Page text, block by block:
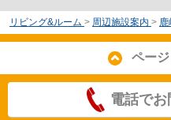
リビング&ルーム > 周辺施設案内 > 鹿
ペー
電話で